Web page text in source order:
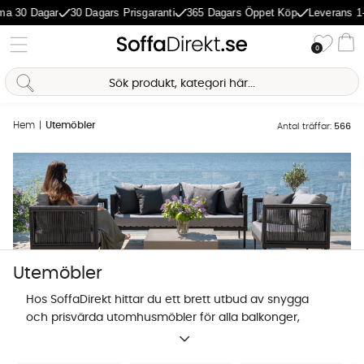
30 Dagars Prisgaranti 365 Dagars Öppet Köp Leverans 1-5
0
Hem Utemöbler Antal träffar: 566
Utemöbler
Hos SoffaDirekt hittar du ett brett utbud av snygga
och prisvärda utomhusmöbler för alla balkonger,
uteplatser och lummiga trädgårdar. Om du har sökt